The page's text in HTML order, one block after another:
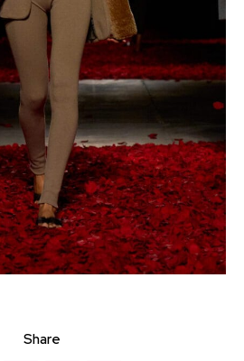
Share